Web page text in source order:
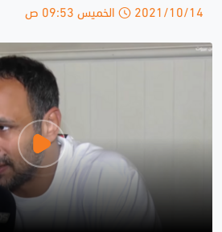
2021/10/14 الخميس 09:53 ص